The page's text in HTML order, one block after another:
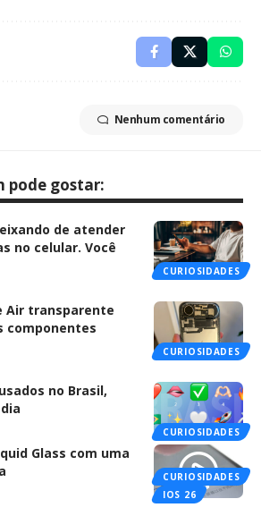
Nenhum comentário
pode gostar:
CURIOSIDADES
de atender
no celular. Você
CURIOSIDADES
Air transparente
componentes
CURIOSIDADES
no Brasil,
CURIOSIDADES
IOS 26
Glass com uma